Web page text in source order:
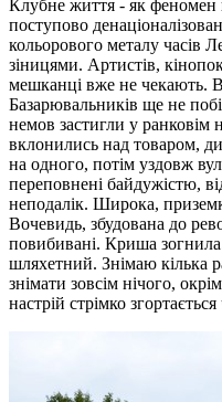
Клубне життя - як феномен
поступово
кольорового металу часів
зіницями. Артистів,
мешканці вже не чекають.
Базарювальників ще не
немов застигли у ранковім
вклонились над товаром,
на одного, потім уздовж
переповнені байдужістю,
неподалік. Широка,
Вочевидь, збудована до
повибивані. Криша
шляхетний. Знімаю кілька
знімати зовсім нічого,
настрій стрімко